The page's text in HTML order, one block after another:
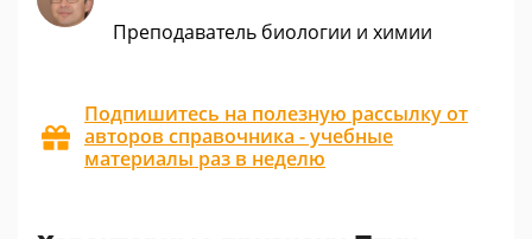
Преподаватель биологии и химии
Подпишитесь на полезную рассылку от
авторов справочника - учебные
материалы раз в неделю